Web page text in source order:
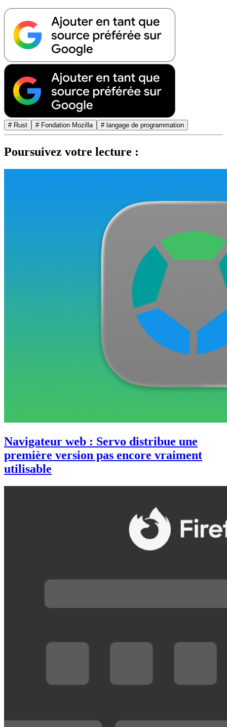
# Rust # Fondation Mozilla # langage de programmation
Poursuivez votre lecture :
Navigateur web : Servo distribue une
première version pas encore vraiment
utilisable